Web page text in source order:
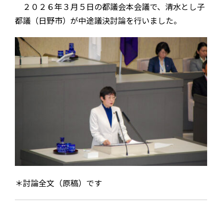
２０２６年３月５日の都議会本会議で、清水とし子
都議（日野市）が中途議決討論を行いました。
＊討論全文（原稿）です